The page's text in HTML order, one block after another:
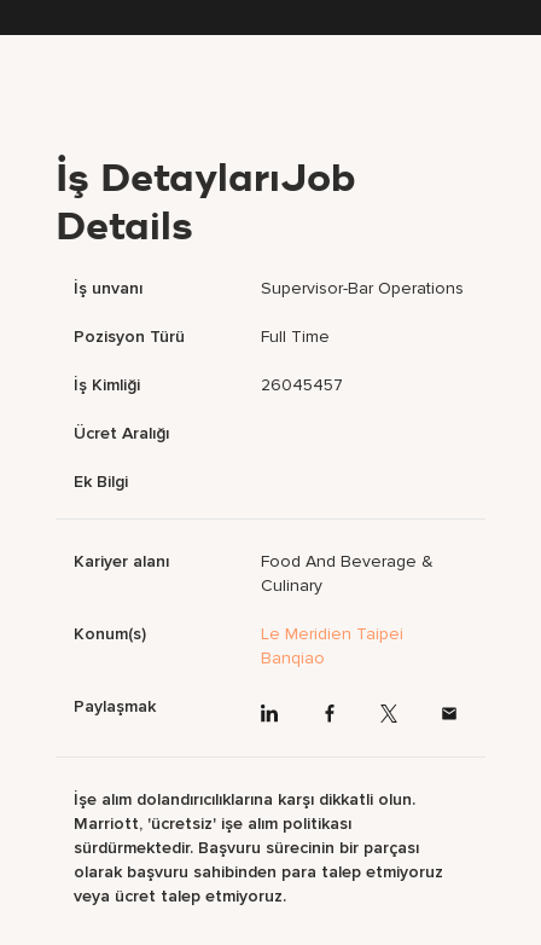
İş DetaylarıJob
Details
İş unvanı Supervisor-Bar Operations
Pozisyon Türü Full Time
İş Kimliği 26045457
Ücret Aralığı
Ek Bilgi
Kariyer alanı
Food And Beverage &
Culinary
Konum(s)
Le Meridien Taipei
Banqiao
Paylaşmak
İşe alım dolandırıcılıklarına karşı dikkatli olun.
Marriott, 'ücretsiz' işe alım politikası
sürdürmektedir. Başvuru sürecinin bir parçası
olarak başvuru sahibinden para talep etmiyoruz
veya ücret talep etmiyoruz.